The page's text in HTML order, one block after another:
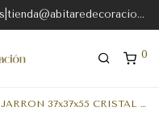
Tiempo entrega 10 dias | Envio Gratis|tienda@abitaredecoracion.com
0
JARRON 37x37x55 CRISTAL TRANSPARENTE-ENEA NATURAL